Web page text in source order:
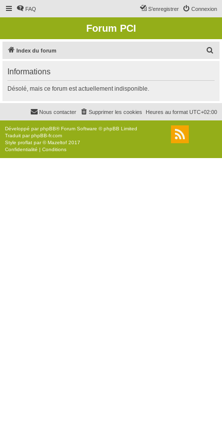
FAQ Connexion
S’enregistrer
Forum PCI
Index du forum
r
c
r
Informations
Désolé, mais ce forum est actuellement indisponible.
Heures au format UTC+02:00
Supprimer les cookies
Nous contacter
Développé parphpBB® Forum Software © phpBB Limited
Traduit parphpBB-fr.com
Style proflat par ©Mazeltof 2017
Confidentialité | Conditions